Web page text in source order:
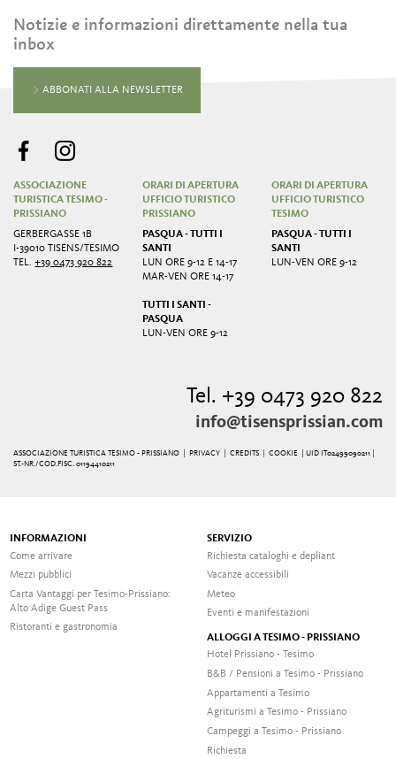
Notizie e informazioni direttamente nella tua
inbox
ABBONATI ALLA NEWSLETTER
ASSOCIAZIONE
TURISTICA TESIMO -
PRISSIANO
GERBERGASSE 1B
I-39010 TISENS/TESIMO
TEL.+39 0473 920 822
ORARI DI APERTURA
UFFICIO TURISTICO
PRISSIANO
PASQUA - TUTTI I
SANTI
LUN ORE 9-12 E 14-17
MAR-VEN ORE 14-17
TUTTI I SANTI -
PASQUA
LUN-VEN ORE 9-12
ORARI DI APERTURA
UFFICIO TURISTICO
TESIMO
PASQUA - TUTTI I
SANTI
LUN-VEN ORE 9-12
Tel. +39 0473 920 822
info@tisensprissian.com
ASSOCIAZIONE TURISTICA TESIMO - PRISSIANO | PRIVACY |CREDITS |COOKIE
| UID IT02499090211 |
ST.-NR./COD.FISC. 01194410211
INFORMAZIONI
Come arrivare
Mezzi pubblici
Carta Vantaggi per Tesimo-Prissiano:
Alto Adige Guest Pass
Ristoranti e gastronomia
SERVIZIO
Richiesta cataloghi e depliant
Vacanze accessibili
Meteo
Eventi e manifestazioni
ALLOGGI A TESIMO - PRISSIANO
Hotel Prissiano - Tesimo
B&B / Pensioni a Tesimo - Prissiano
Appartamenti a Tesimo
Agriturismi a Tesimo - Prissiano
Campeggi a Tesimo - Prissiano
Richiesta